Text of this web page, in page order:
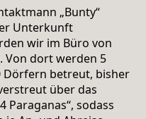
„Bunty“
Unterkunft
wir im Büro von
Von dort werden 5
Dörfern betreut, bisher
über das
Paraganas“, sodass